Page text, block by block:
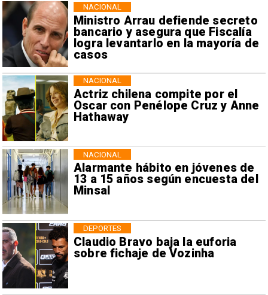
Ministro Arrau defiende secreto
bancario y asegura que Fiscalía
logra levantarlo en la mayoría de
casos
NACIONAL
Actriz chilena compite por el
Oscar con Penélope Cruz y Anne
Hathaway
NACIONAL
Alarmante hábito en jóvenes de
13 a 15 años según encuesta del
Minsal
NACIONAL
Claudio Bravo baja la euforia
sobre fichaje de Vozinha
DEPORTES